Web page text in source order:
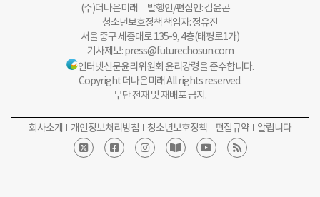
(주)더나은미래 발행인/편집인: 김윤곤
청소년보호정책 책임자: 정유진
서울 중구 세종대로 135-9, 4층(태평로1가)
기사제보:press@futurechosun.com
인터넷신문윤리위원회 윤리강령을 준수합니다.
Copyright 더나은미래 All rights reserved.
무단 전재 및 재배포 금지.
회사소개 개인정보처리방침 청소년보호정책 편집규약 알립니다